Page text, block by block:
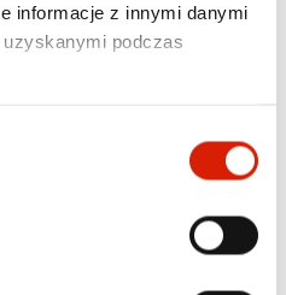
informacje z innymi danymi
podczas